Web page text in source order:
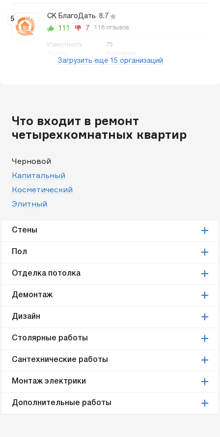
5 СК БлагоДать 8.7
75
Надежная
111 7 118 отзывов
Загрузить еще 15 организаций
Что входит в ремонт
четырехкомнатных квартир
Черновой
Капитальный
Косметический
Элитный
Стены
Пол
Отделка потолка
Демонтаж
Дизайн
Столярные работы
Сантехнические работы
Монтаж электрики
Дополнительные работы